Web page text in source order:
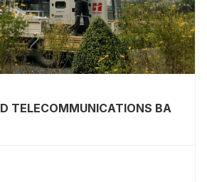
TELECOMMUNICATIONS BA